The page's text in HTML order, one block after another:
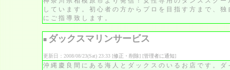
しています。初心者の方からプロを目指す方まで、
にご指導致します。
■ ダックスマリンサービス
更新日：2008/08/23(Sat) 23:33 [修正・削除] [管理者に通知]
沖縄慶良間にある海人とダックスのいるお店です。